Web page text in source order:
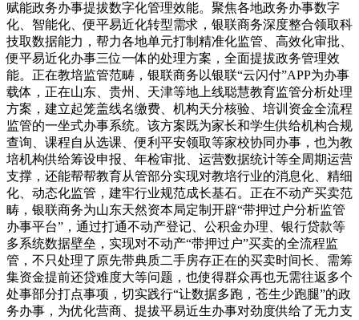
赋能政务办事提拔数字化管理效能。聚焦各地政务办事数字
化、智能化、便平易近化转型需求，银联商务深度整合领取科
技取数据能力，帮力各地单元打制精准化监管、高效化审批、
便平易近化办事三位一体的处理方案，全面提拔政务管理效
能。正在教培监管范畴，银联商务以银联“云闪付”APP为办事
载体，正在山东、贵州、天津等地上线聪慧教育监管分析处理
方案，建立起笼盖线名缴费、机构天分核验、培训资金全流程
监管的一坐式办事系统。该方案既为家长和学生供给机构合规
查询、课程自从选课、便利平安领取等家校协同办事，也为教
培机构供给筹设申报、年检审批、运营数据统计等全周期运营
支撑，还能帮帮教育从管部分实现对教培行业的消息化、精细
化、动态化监管，建牢行业规范成长基石。正在不动产买卖范
畴，银联商务为山东天然资本局定制开辟“带押过户分析监管
办事平台”，通过打通不动产登记、公积金办理、银行贷款等
多系统数据壁垒，实现对不动产“带押过户”买卖的全流程监
管，不只处理了原先带典质二手房存正在的买卖时间长、需筹
集资金提前还贷难度大等问题，也使得群众再也无需往返多个
处事部分打点事项，切实践行“让数据多跑，苍生少跑腿”的政
务办事，为优化营商、提拔平易近生办事对劲度供给了无力支